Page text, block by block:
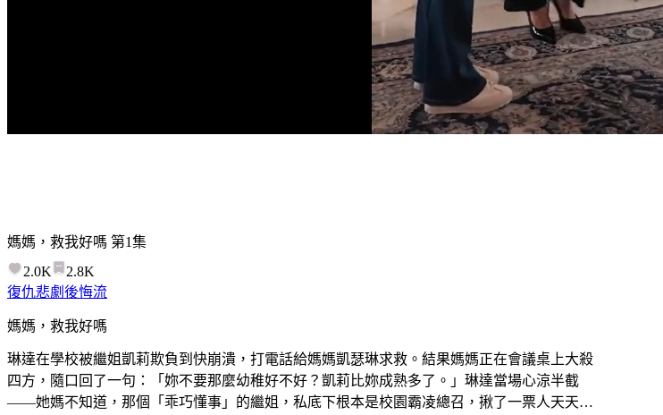
媽媽，救我好嗎 第1集
2.0K
2.8K
復仇悲劇 後悔流
媽媽，救我好嗎
琳達在學校被繼姐凱莉欺負到快崩潰，打電話給媽媽凱瑟琳求救。結果媽媽正在會議桌上大殺
四方，隨口回了一句：「妳不要那麼幼稚好不好？凱莉比妳成熟多了。」琳達當場心涼半截
——她媽不知道，那個「乖巧懂事」的繼姐，私底下根本是校園霸凌總召，揪了一票人天天輪